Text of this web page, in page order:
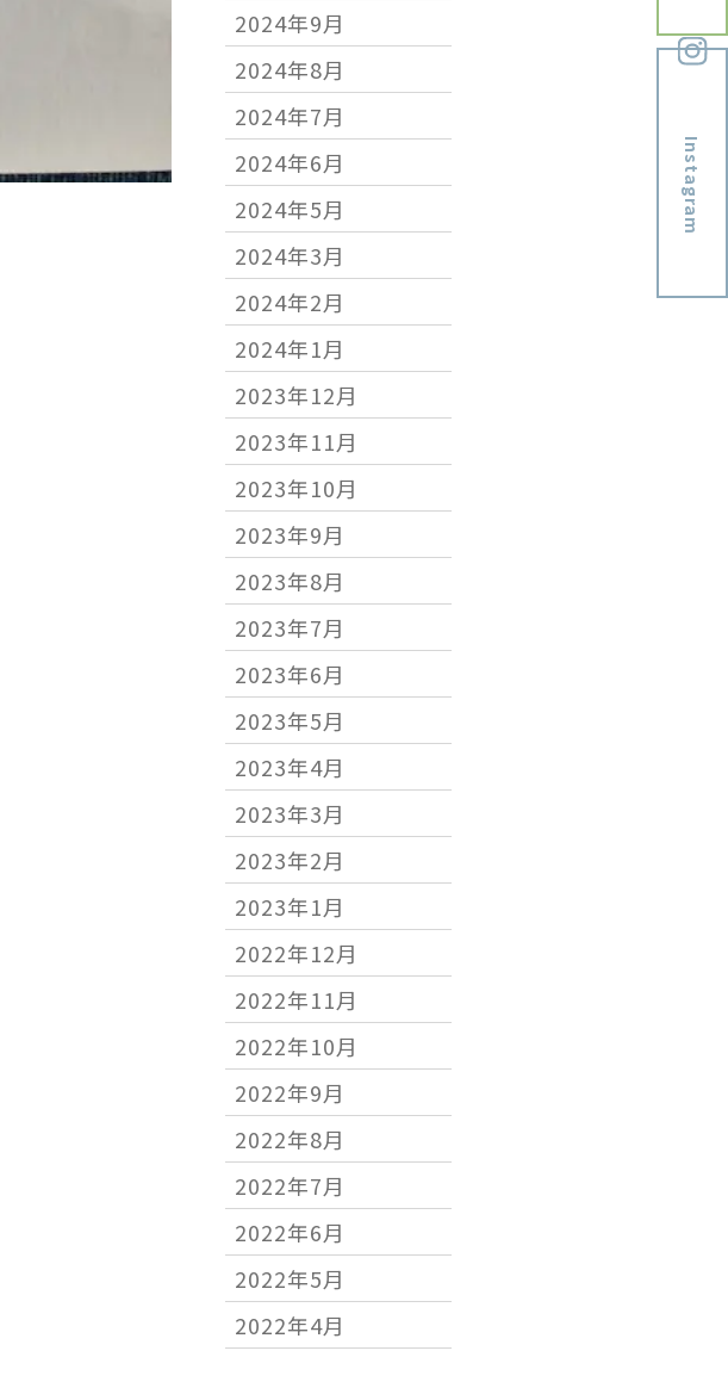
Instagram
2024年9月
2024年8月
2024年7月
2024年6月
2024年5月
2024年3月
2024年2月
2024年1月
2023年12月
2023年11月
2023年10月
2023年9月
2023年8月
2023年7月
2023年6月
2023年5月
2023年4月
2023年3月
2023年2月
2023年1月
2022年12月
2022年11月
2022年10月
2022年9月
2022年8月
2022年7月
2022年6月
2022年5月
2022年4月